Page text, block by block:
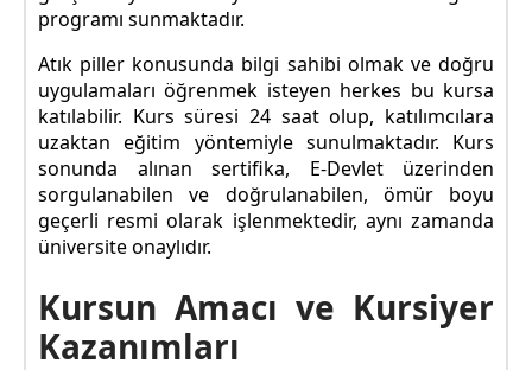
programı sunmaktadır.
Atık piller konusunda bilgi sahibi olmak ve doğru
uygulamaları öğrenmek isteyen herkes bu kursa
katılabilir. Kurs süresi 24 saat olup, katılımcılara
uzaktan eğitim yöntemiyle sunulmaktadır. Kurs
sonunda alınan sertifika, E-Devlet üzerinden
sorgulanabilen ve doğrulanabilen, ömür boyu
geçerli resmi olarak işlenmektedir, aynı zamanda
üniversite onaylıdır.
Kursun Amacı ve Kursiyer
Kazanımları